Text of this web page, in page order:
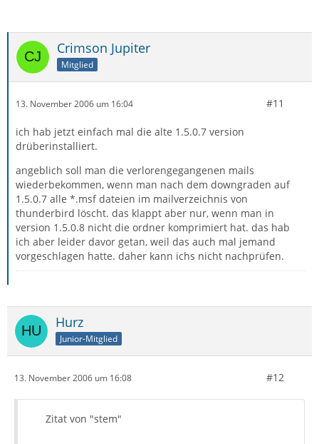
Crimson Jupiter
Mitglied
13. November 2006 um 16:04 #11
ich hab jetzt einfach mal die alte 1.5.0.7 version
drüberinstalliert.
angeblich soll man die verlorengegangenen mails
wiederbekommen, wenn man nach dem downgraden auf
1.5.0.7 alle *.msf dateien im mailverzeichnis von
thunderbird löscht. das klappt aber nur, wenn man in
version 1.5.0.8 nicht die ordner komprimiert hat. das hab
ich aber leider davor getan, weil das auch mal jemand
vorgeschlagen hatte. daher kann ichs nicht nachprüfen.
Hurz
Junior-Mitglied
13. November 2006 um 16:08 #12
Zitat von "stem"